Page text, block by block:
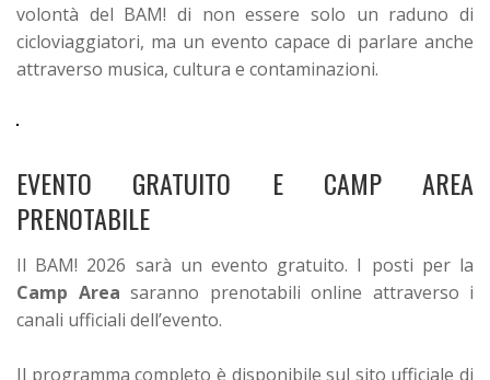
volontà del BAM! di non essere solo un raduno di
cicloviaggiatori, ma un evento capace di parlare anche
attraverso musica, cultura e contaminazioni.
EVENTO GRATUITO E CAMP AREA
PRENOTABILE
Il BAM! 2026 sarà un evento gratuito. I posti per la
Camp Area saranno prenotabili online attraverso i
canali ufficiali dell’evento.
Il programma completo è disponibile sul sito ufficiale di